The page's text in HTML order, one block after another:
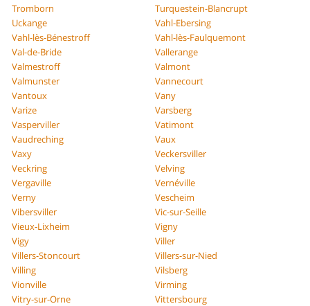
Tromborn
Turquestein-Blancrupt
Uckange
Vahl-Ebersing
Vahl-lès-Bénestroff
Vahl-lès-Faulquemont
Val-de-Bride
Vallerange
Valmestroff
Valmont
Valmunster
Vannecourt
Vantoux
Vany
Varize
Varsberg
Vasperviller
Vatimont
Vaudreching
Vaux
Vaxy
Veckersviller
Veckring
Velving
Vergaville
Vernéville
Verny
Vescheim
Vibersviller
Vic-sur-Seille
Vieux-Lixheim
Vigny
Vigy
Viller
Villers-Stoncourt
Villers-sur-Nied
Villing
Vilsberg
Vionville
Virming
Vitry-sur-Orne
Vittersbourg